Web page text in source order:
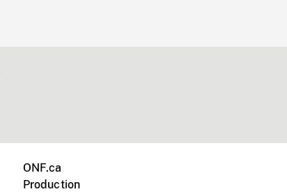
ONF.ca
Production